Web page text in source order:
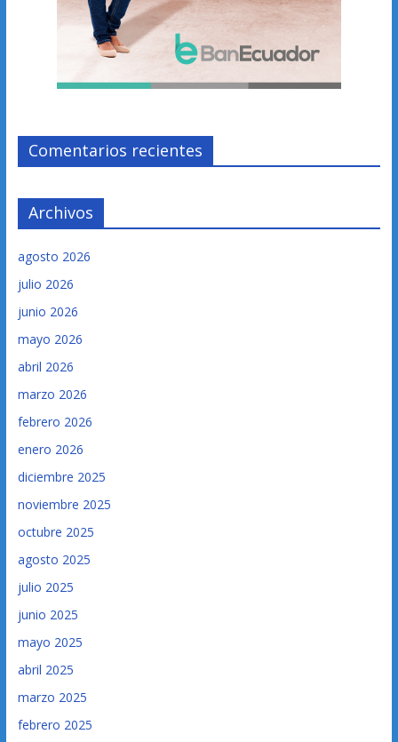
Comentarios recientes
Archivos
agosto 2026
julio 2026
junio 2026
mayo 2026
abril 2026
marzo 2026
febrero 2026
enero 2026
diciembre 2025
noviembre 2025
octubre 2025
agosto 2025
julio 2025
junio 2025
mayo 2025
abril 2025
marzo 2025
febrero 2025